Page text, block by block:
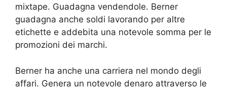
mixtape. Guadagna vendendole. Berner
guadagna anche soldi lavorando per altre
etichette e addebita una notevole somma per le
promozioni dei marchi.
Berner ha anche una carriera nel mondo degli
affari. Genera un notevole denaro attraverso le